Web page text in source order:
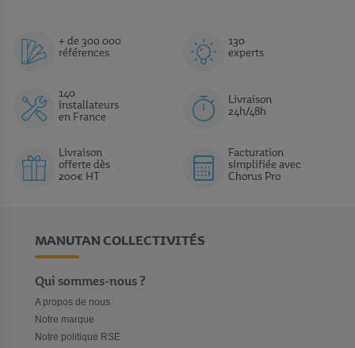
+ de 300 000
références
130
experts
140
installateurs
en France
Livraison
24h/48h
Livraison
offerte dès
200€ HT
Facturation
simplifiée avec
Chorus Pro
MANUTAN COLLECTIVITÉS
Qui sommes-nous ?
A propos de nous
Notre marque
Notre politique RSE